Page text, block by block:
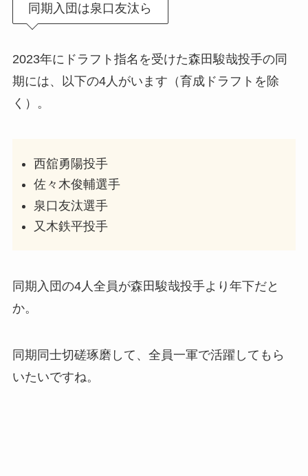
同期入団は泉口友汰ら
2023年にドラフト指名を受けた森田駿哉投手の同
期には、以下の4人がいます（育成ドラフトを除
く）。
西舘勇陽投手
佐々木俊輔選手
泉口友汰選手
又木鉄平投手
同期入団の4人全員が森田駿哉投手より年下だと
か。
同期同士切磋琢磨して、全員一軍で活躍してもら
いたいですね。